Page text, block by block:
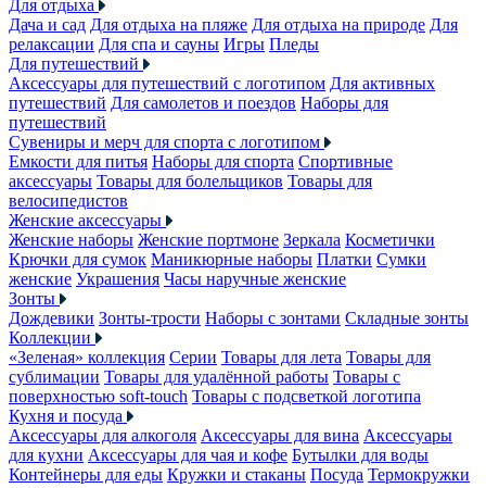
Для отдыха
Дача и сад Для отдыха на пляже Для отдыха на природе Для
релаксации Для спа и сауны Игры Пледы
Для путешествий
Аксессуары для путешествий с логотипом Для активных
путешествий Для самолетов и поездов Наборы для
путешествий
Сувениры и мерч для спорта с логотипом
Емкости для питья Наборы для спорта Спортивные
аксессуары Товары для болельщиков Товары для
велосипедистов
Женские аксессуары
Женские наборы Женские портмоне Зеркала Косметички
Крючки для сумок Маникюрные наборы Платки Сумки
женские Украшения Часы наручные женские
Зонты
Дождевики Зонты-трости Наборы с зонтами Складные зонты
Коллекции
«Зеленая» коллекция Серии Товары для лета Товары для
сублимации Товары для удалённой работы Товары с
поверхностью soft-touch Товары с подсветкой логотипа
Кухня и посуда
Аксессуары для алкоголя Аксессуары для вина Аксессуары
для кухни Аксессуары для чая и кофе Бутылки для воды
Контейнеры для еды Кружки и стаканы Посуда Термокружки